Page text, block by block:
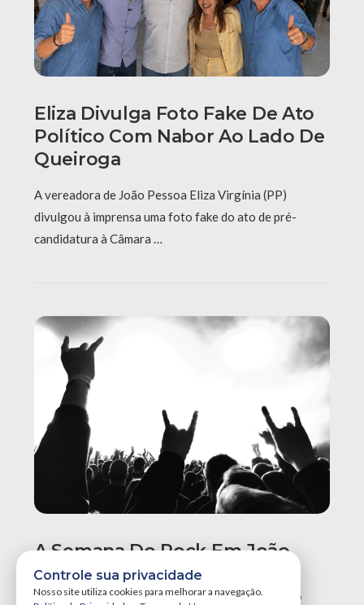
Eliza Divulga Foto Fake De Ato
Político Com Nabor Ao Lado De
Queiroga
A vereadora de João Pessoa Eliza Virgínia (PP)
divulgou à imprensa uma foto fake do ato de pré-
candidatura à Câmara …
A Semana Do Rock Em João
Pessoa Promete Um Dos
Maiores Finais De Semana Do
Controle sua privacidade
Nosso site utiliza cookies para melhorar a navegação.